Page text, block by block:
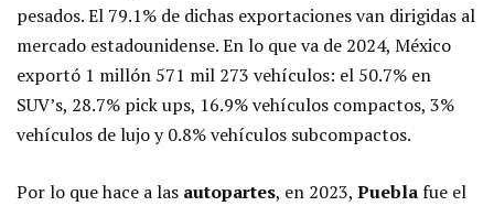
pesados. El 79.1% de dichas exportaciones van dirigidas al
mercado estadounidense. En lo que va de 2024, México
exportó 1 millón 571 mil 273 vehículos: el 50.7% en
SUV’s, 28.7% pick ups, 16.9% vehículos compactos, 3%
vehículos de lujo y 0.8% vehículos subcompactos.
Por lo que hace a las autopartes, en 2023, Puebla fue el